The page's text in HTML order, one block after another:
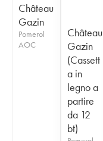
Château
Gazin
Pomerol
AOC
Château
Gazin
(Cassett
a in
legno a
partire
da 12
bt)